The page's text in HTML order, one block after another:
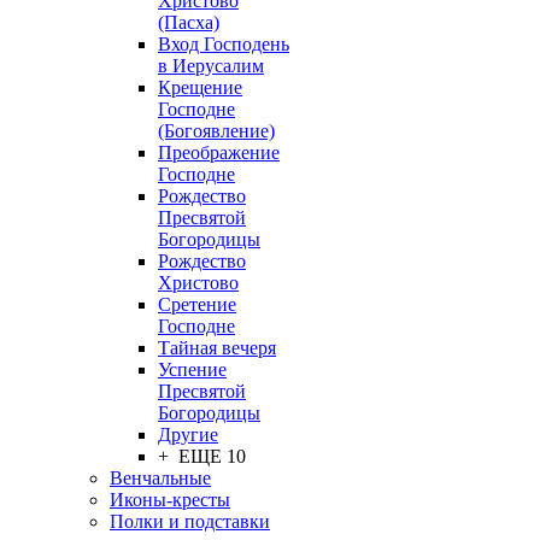
(Пасха)
Вход Господень
в Иерусалим
Крещение
Господне
(Богоявление)
Преображение
Господне
Рождество
Пресвятой
Богородицы
Рождество
Христово
Сретение
Господне
Тайная вечеря
Успение
Пресвятой
Богородицы
Другие
+ ЕЩЕ 10
Венчальные
Иконы-кресты
Полки и подставки